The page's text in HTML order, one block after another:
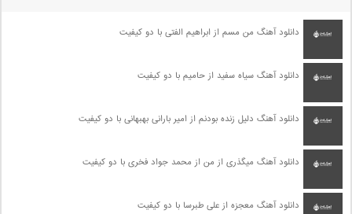
دانلود آهنگ من مسم از ابراهیم الفتی با دو کیفیت
دانلود آهنگ سیاه سفید از حامیم با دو کیفیت
دانلود آهنگ دلیل زنده بودنم از امیر بارانی بهبهانی با دو کیفیت
دانلود آهنگ میگذری از من از محمد جواد فخری با دو کیفیت
دانلود آهنگ معجزه از علی طبرسا با دو کیفیت